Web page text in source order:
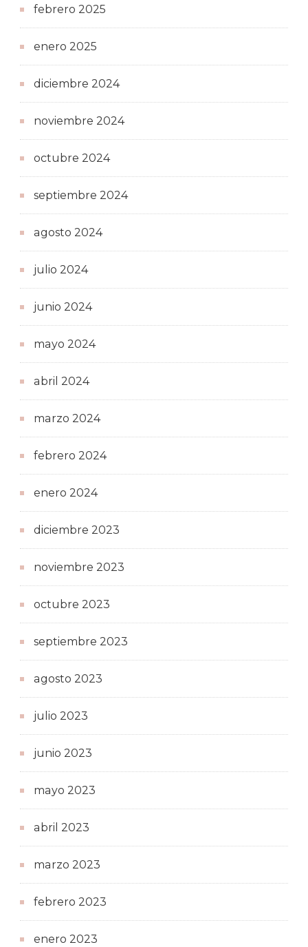
febrero 2025
enero 2025
diciembre 2024
noviembre 2024
octubre 2024
septiembre 2024
agosto 2024
julio 2024
junio 2024
mayo 2024
abril 2024
marzo 2024
febrero 2024
enero 2024
diciembre 2023
noviembre 2023
octubre 2023
septiembre 2023
agosto 2023
julio 2023
junio 2023
mayo 2023
abril 2023
marzo 2023
febrero 2023
enero 2023